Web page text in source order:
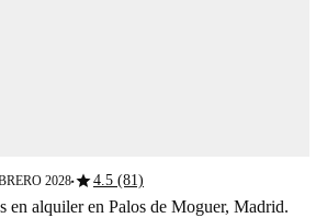
2028■star4.5 (81)
en alquiler en Palos de Moguer, Madrid.